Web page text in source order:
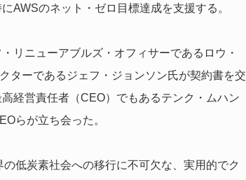
AWSのネット・ゼロ目標達成を支援する。
リニューアブルズ・オフィサーであるロウ・
ターであるジェフ・ジョンソン氏が契約書を交
経営責任者（CEO）でもあるテンク・ムハン
らが立ち会った。
低炭素社会への移行に不可欠な、実用的でク